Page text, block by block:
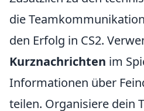
die
den Erfolg in CS2.
Kurznachrichten im
Informationen über
teilen. Organisiere dein